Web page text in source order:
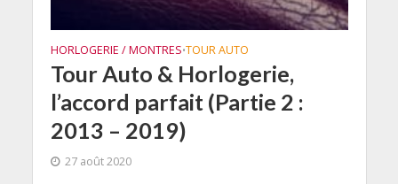
HORLOGERIE / MONTRES•TOUR AUTO
Tour Auto & Horlogerie,
l’accord parfait (Partie 2 :
2013 – 2019)
27 août 2020